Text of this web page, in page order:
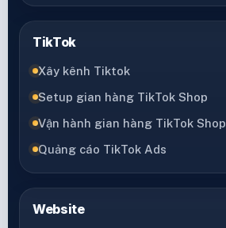
TikTok
Xây kênh Tiktok
Setup gian hàng TikTok Shop
Vận hành gian hàng TikTok Shop
Quảng cáo TikTok Ads
Website